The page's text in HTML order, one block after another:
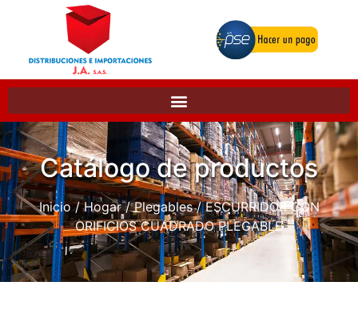
Catálogo de productos
Inicio/Hogar/Plegables/ ESCURRIDOR CON
ORIFICIOS CUADRADO PLEGABLE